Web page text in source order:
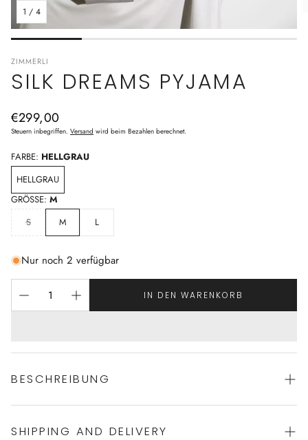
1 / 4
ZIMMERLI
SILK DREAMS PYJAMA
Normaler
Preis
€299,00
Steuern inbegriffen. Versand wird beim Bezahlen berechnet.
FARBE: HELLGRAU
HELLGRAU
GRÖSSE: M
S
M L
Nur noch 2 verfügbar
IN DEN WARENKORB
BESCHREIBUNG
SHIPPING AND DELIVERY